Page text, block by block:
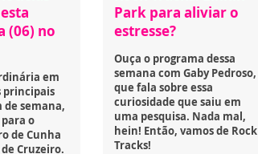
(06) no
em
principais
de semana,
o
de Cunha
Cruzeiro.
Park para aliviar o
estresse?
Ouça o programa dessa
semana com Gaby Pedroso,
que fala sobre essa
curiosidade que saiu em
uma pesquisa. Nada mal,
hein! Então, vamos de Rock
Tracks!